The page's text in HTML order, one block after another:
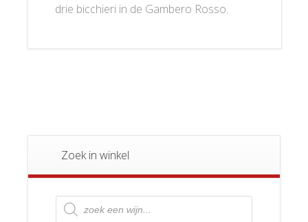
drie bicchieri in de Gambero Rosso.
Zoek in winkel
Producten
zoeken